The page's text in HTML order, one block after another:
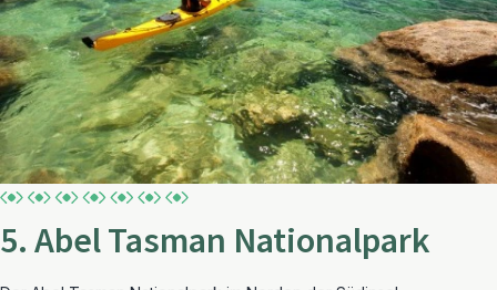
5. Abel Tasman Nationalpark